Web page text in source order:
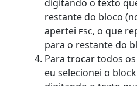
digitando o texto
restante do bloco
apertei ESC, o que
para o restante do
Para trocar todos os
eu selecionei o